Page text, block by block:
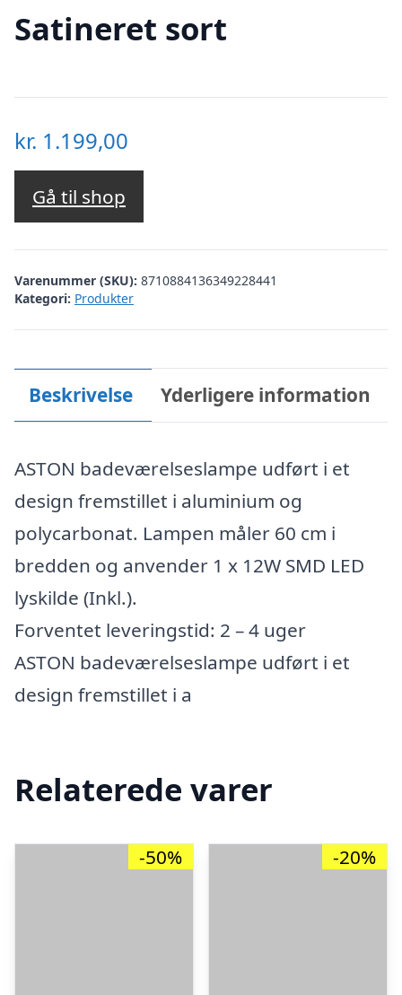
Satineret sort
kr. 1.199,00
Gå til shop
Varenummer (SKU): 8710884136349228441
Kategori: Produkter
Beskrivelse Yderligere information
ASTON badeværelseslampe udført i et
design fremstillet i aluminium og
polycarbonat. Lampen måler 60 cm i
bredden og anvender 1 x 12W SMD LED
lyskilde (Inkl.).
Forventet leveringstid: 2 – 4 uger
ASTON badeværelseslampe udført i et
design fremstillet i a
Relaterede varer
-50% -20%